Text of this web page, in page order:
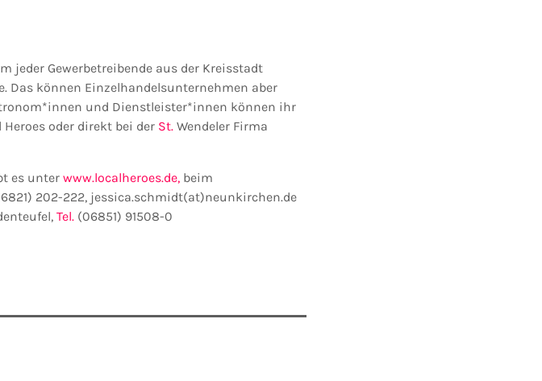
jeder Gewerbetreibende aus der Kreisstadt
Das können Einzelhandelsunternehmen aber
und Dienstleister*innen können ihr
oder direkt bei der St. Wendeler Firma
es unter www.localheroes.de, beim
202-222, jessica.schmidt(at)neunkirchen.de
Tel. (06851) 91508-0